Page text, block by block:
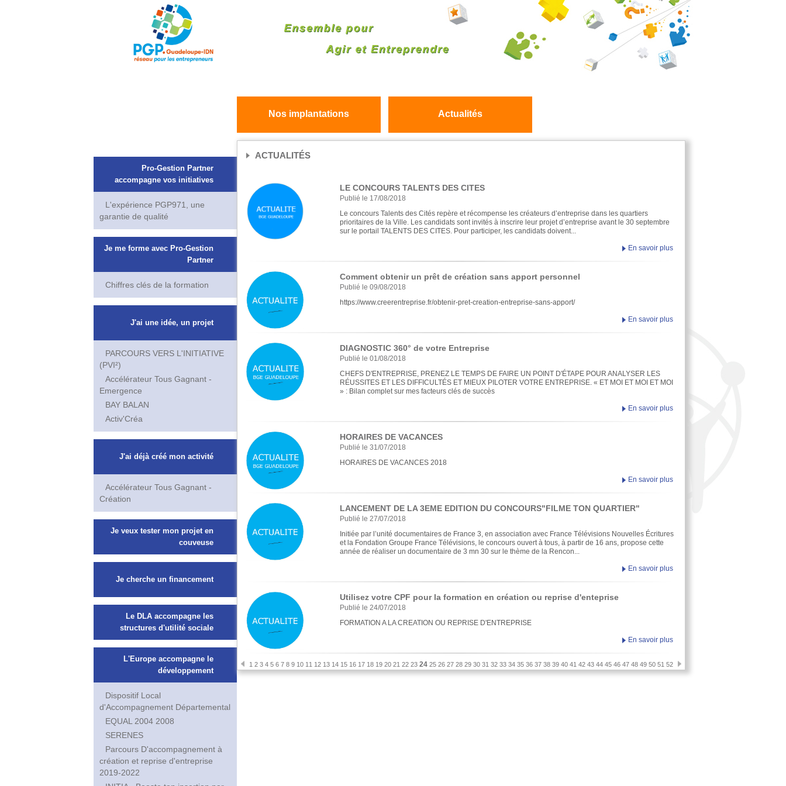
Nos implantations Actualités
Pro-Gestion Partner
accompagne vos initiatives
L'expérience PGP971, une
garantie de qualité
Je me forme avec Pro-Gestion
Partner
Chiffres clés de la formation
J'ai une idée, un projet
PARCOURS VERS L'INITIATIVE
(PVI²)
Accélérateur Tous Gagnant -
Emergence
BAY BALAN
Activ'Créa
J'ai déjà créé mon activité
Accélérateur Tous Gagnant -
Création
Je veux tester mon projet en
couveuse
Je cherche un financement
Le DLA accompagne les
structures d'utilité sociale
L'Europe accompagne le
développement
Dispositif Local
d'Accompagnement Départemental
EQUAL 2004 2008
SERENES
Parcours D'accompagnement à
création et reprise d'entreprise
2019-2022
ACTUALITÉS
LE CONCOURS TALENTS DES CITES
Publié le 17/08/2018
Le concours Talents des Cités repère et récompense les créateurs d’entreprise dans les quartiers
prioritaires de la Ville. Les candidats sont invités à inscrire leur projet d’entreprise avant le 30 septembre
sur le portail TALENTS DES CITES. Pour participer, les candidats doivent...
En savoir plus
Comment obtenir un prêt de création sans apport personnel
Publié le 09/08/2018
https://www.creerentreprise.fr/obtenir-pret-creation-entreprise-sans-apport/
En savoir plus
DIAGNOSTIC 360° de votre Entreprise
Publié le 01/08/2018
CHEFS D'ENTREPRISE, PRENEZ LE TEMPS DE FAIRE UN POINT D'ÉTAPE POUR ANALYSER LES
RÉUSSITES ET LES DIFFICULTÉS ET MIEUX PILOTER VOTRE ENTREPRISE. « ET MOI ET MOI ET MOI
» : Bilan complet sur mes facteurs clés de succès
En savoir plus
HORAIRES DE VACANCES
Publié le 31/07/2018
HORAIRES DE VACANCES 2018
En savoir plus
LANCEMENT DE LA 3EME EDITION DU CONCOURS"FILME TON QUARTIER"
Publié le 27/07/2018
Initiée par l’unité documentaires de France 3, en association avec France Télévisions Nouvelles Écritures
et la Fondation Groupe France Télévisions, le concours ouvert à tous, à partir de 16 ans, propose cette
année de réaliser un documentaire de 3 mn 30 sur le thème de la Rencon...
En savoir plus
Utilisez votre CPF pour la formation en création ou reprise d'enteprise
Publié le 24/07/2018
FORMATION A LA CREATION OU REPRISE D'ENTREPRISE
En savoir plus
1 2 3 4 5 6 7 8 9 10 11 12 13 14 15 16 17 18 19 20 21 22 23 24 25 26 27 28 29 30 31 32 33 34 35 36 37 38 39 40 41 42 43 44 45 46 47 48 49 50 51 52